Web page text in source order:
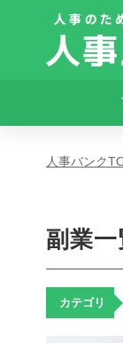
人事バンク
副業一
カテゴリ